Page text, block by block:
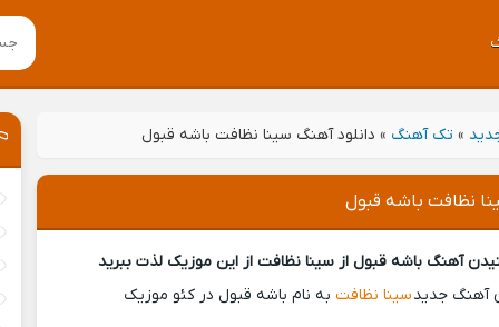
» تک آهنگ » دانلود آهنگ سینا نظافت باشه قبول
نظافت باشه قبول
آهنگ باشه قبول از سینا نظافت از این موزیک لذت ببرید
آهنگ جدیدسینا نظافتبه نام باشه قبول در کئو موزیک